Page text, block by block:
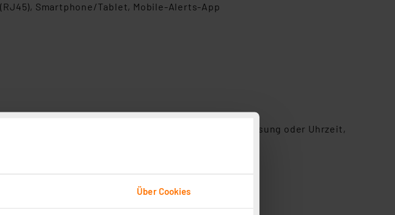
Über Cookies
Smartphone/Tablet, Mobile-Alerts-App
auf IP-Adresse, DNS-Server zur Namensauflösung oder Uhrzeit,